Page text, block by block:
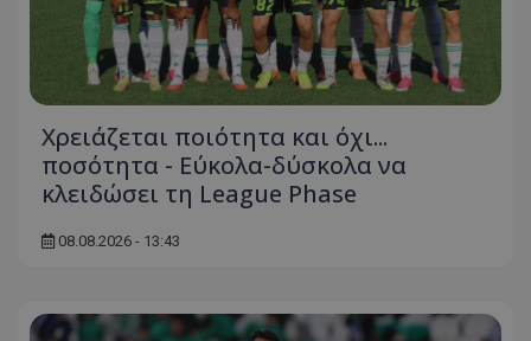
Χρειάζεται ποιότητα και όχι...
ποσότητα - Εύκολα-δύσκολα να
κλειδώσει τη League Phase
08.08.2026 - 13:43